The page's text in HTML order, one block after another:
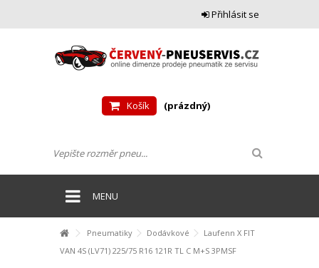
Přihlásit se
Košík (prázdný)
MENU
Pneumatiky Dodávkové
Laufenn X FIT
VAN 4S (LV71) 225/75 R16 121R TL C M+S 3PMSF